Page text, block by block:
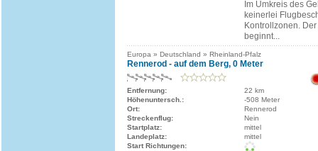
Im Umkreis des
keinerlei
Kontrollzonen.
beginnt...
Europa » Deutschland » Rheinland-Pfalz
Rennerod - auf dem Berg, 0 Meter
Entfernung:
22 km
Höhenuntersch.:
-508 Meter
Ort:
Rennerod
Streckenflug:
Nein
Startplatz:
mittel
Landeplatz:
mittel
Start Richtungen: